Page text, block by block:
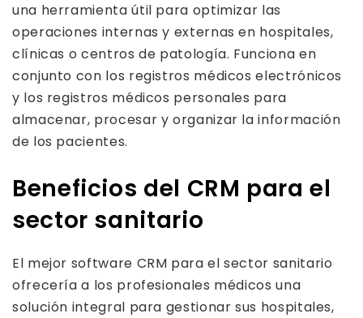
una herramienta útil para optimizar las
operaciones internas y externas en hospitales,
clínicas o centros de patología. Funciona en
conjunto con los registros médicos electrónicos
y los registros médicos personales para
almacenar, procesar y organizar la información
de los pacientes.
Beneficios del CRM para el
sector sanitario
El mejor software CRM para el sector sanitario
ofrecería a los profesionales médicos una
solución integral para gestionar sus hospitales,